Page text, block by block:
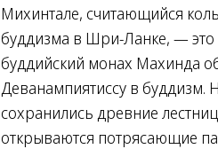
Михинтале, считающийся
буддизма в Шри-Ланке, — это
буддийский монах Махинда
Деванампиятиссу в буддизм.
сохранились древние
открываются потрясающие